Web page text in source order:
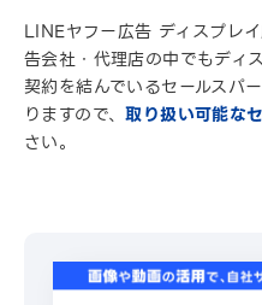
LINEヤフー広告 ディスプレ
告会社・代理店の中でもディ
契約を結んでいるセールスパ
りますので、取り扱い可能な
さい。